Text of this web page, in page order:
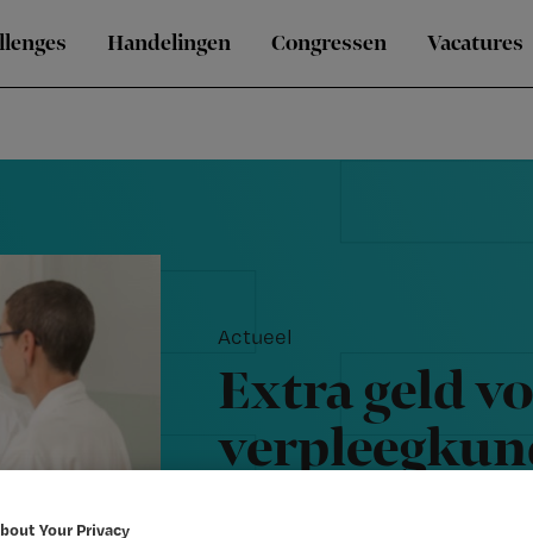
Handelingen Congressen Vacatures
Actueel
Extra geld
Your Privacy